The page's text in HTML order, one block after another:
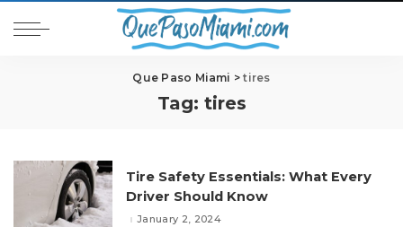
Que Paso Miami >tires
Tag: tires
Tire Safety Essentials: What Every
Driver Should Know
January 2, 2024